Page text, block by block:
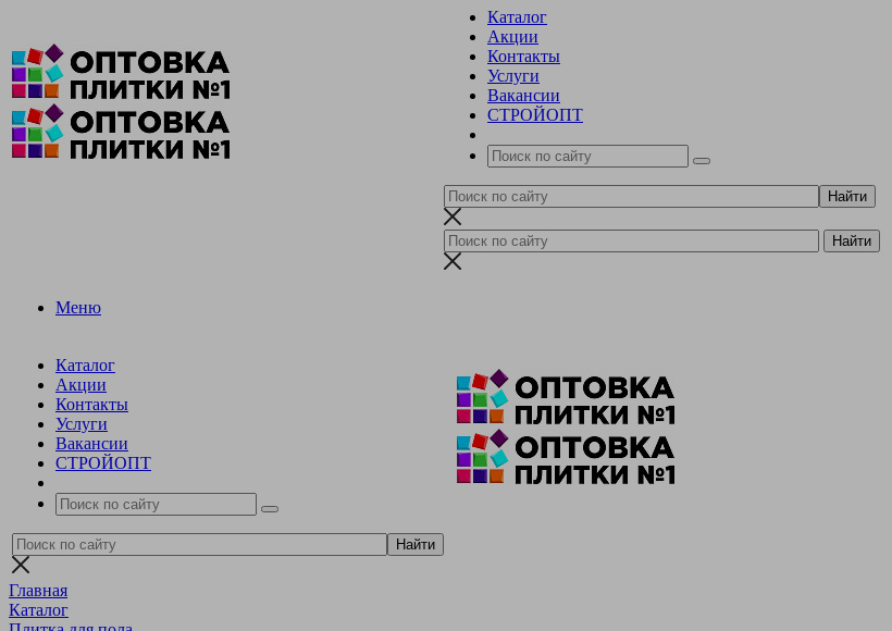
Каталог
Акции
Контакты
Услуги
Вакансии
СТРОЙОПТ
Меню
Каталог
Акции
Контакты
Услуги
Вакансии
СТРОЙОПТ
Главная
Каталог